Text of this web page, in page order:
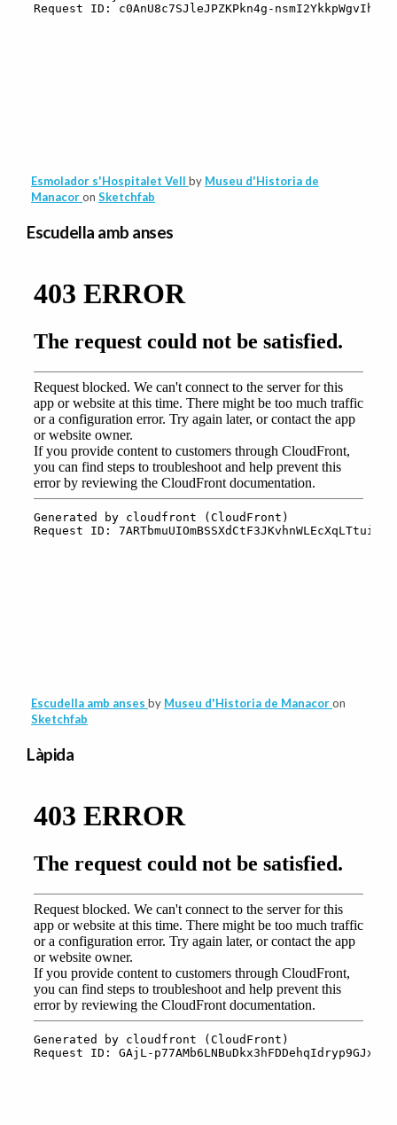
Esmolador s'Hospitalet Vell by Museu d'Historia de
Manacoron Sketchfab
Escudella amb anses
Escudella amb anses by Museu d'Historia de Manacoron
Sketchfab
Làpida